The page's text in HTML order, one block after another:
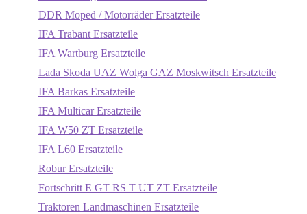
DDR Moped / Motorräder Ersatzteile
IFA Trabant Ersatzteile
IFA Wartburg Ersatzteile
Lada Skoda UAZ Wolga GAZ Moskwitsch Ersatzteile
IFA Barkas Ersatzteile
IFA Multicar Ersatzteile
IFA W50 ZT Ersatzteile
IFA L60 Ersatzteile
Robur Ersatzteile
Fortschritt E GT RS T UT ZT Ersatzteile
Traktoren Landmaschinen Ersatzteile